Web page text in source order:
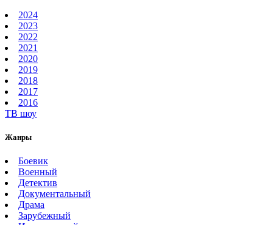
2024
2023
2022
2021
2020
2019
2018
2017
2016
ТВ шоу
Жанры
Боевик
Военный
Детектив
Документальный
Драма
Зарубежный